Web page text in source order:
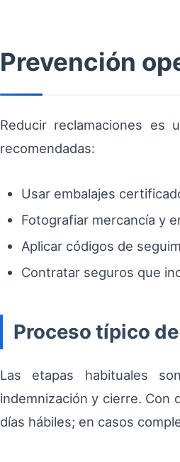
Prevención
Reducir reclamaciones es
recomendadas:
Usar embalajes
Fotografiar mercancía y
Aplicar códigos de
Contratar seguros que
Proceso típico
Las etapas habituales
indemnización y cierre. Con
días hábiles; en casos